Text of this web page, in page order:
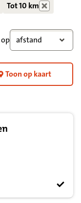
Tot 10 km
afstand
Toon op kaart